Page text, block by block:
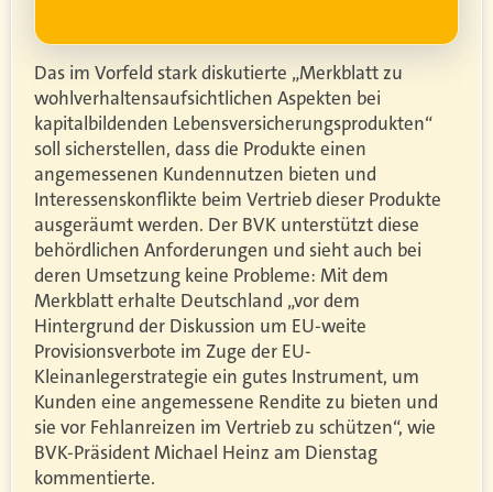
Das im Vorfeld stark diskutierte „Merkblatt zu
wohlverhaltensaufsichtlichen Aspekten bei
kapitalbildenden Lebensversicherungsprodukten“
soll sicherstellen, dass die Produkte einen
angemessenen Kundennutzen bieten und
Interessenskonflikte beim Vertrieb dieser Produkte
ausgeräumt werden. Der BVK unterstützt diese
behördlichen Anforderungen und sieht auch bei
deren Umsetzung keine Probleme: Mit dem
Merkblatt erhalte Deutschland „vor dem
Hintergrund der Diskussion um EU-weite
Provisionsverbote im Zuge der EU-
Kleinanlegerstrategie ein gutes Instrument, um
Kunden eine angemessene Rendite zu bieten und
sie vor Fehlanreizen im Vertrieb zu schützen“, wie
BVK-Präsident Michael Heinz am Dienstag
kommentierte.